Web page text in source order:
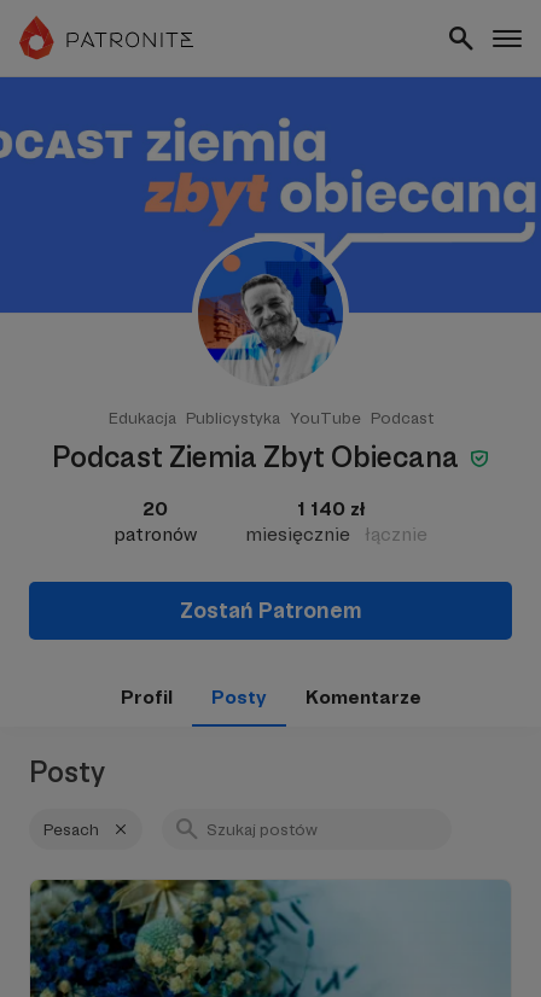
Edukacja Publicystyka YouTube Podcast
Podcast Ziemia Zbyt Obiecana
20
patronów
1 140 zł
miesięcznie
łącznie
Zostań Patronem
Profil Posty Komentarze
Posty
Pesach